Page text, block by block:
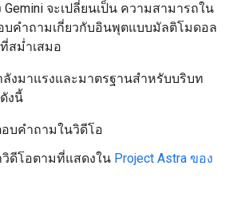
จะเปลี่ยนเป็น ความสามารถใน
บคำถามเกี่ยวกับอินพุตแบบมัลติโมดอล
สม่ำเสมอ
งมาแรงและมาตรฐานสำหรับบริบท
งนี้
บคำถามในวิดีโอ
ดีโอตามที่แสดงใน Project Astra ของ